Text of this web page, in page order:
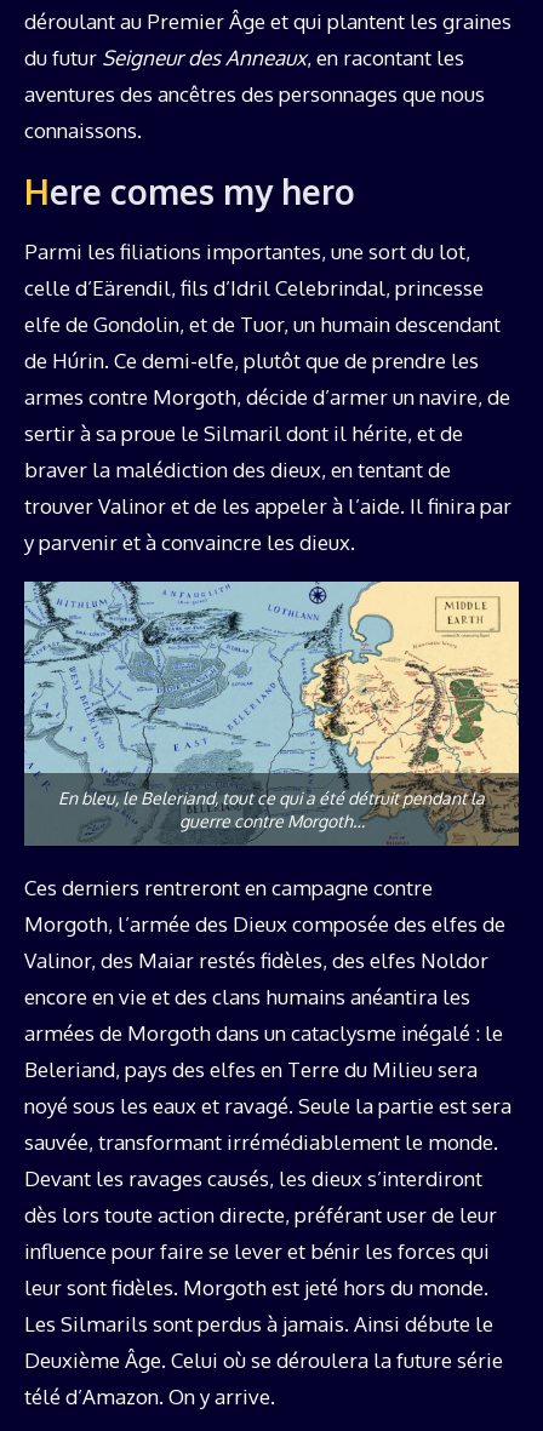
déroulant au Premier Âge et qui plantent les graines
du futur Seigneur des Anneaux, en racontant les
aventures des ancêtres des personnages que nous
connaissons.
Here comes my hero
Parmi les filiations importantes, une sort du lot,
celle d’Eärendil, fils d’Idril Celebrindal, princesse
elfe de Gondolin, et de Tuor, un humain descendant
de Húrin. Ce demi-elfe, plutôt que de prendre les
armes contre Morgoth, décide d’armer un navire, de
sertir à sa proue le Silmaril dont il hérite, et de
braver la malédiction des dieux, en tentant de
trouver Valinor et de les appeler à l’aide. Il finira par
y parvenir et à convaincre les dieux.
En bleu, le Beleriand, tout ce qui a été détruit pendant la
guerre contre Morgoth…
Ces derniers rentreront en campagne contre
Morgoth, l’armée des Dieux composée des elfes de
Valinor, des Maiar restés fidèles, des elfes Noldor
encore en vie et des clans humains anéantira les
armées de Morgoth dans un cataclysme inégalé : le
Beleriand, pays des elfes en Terre du Milieu sera
noyé sous les eaux et ravagé. Seule la partie est sera
sauvée, transformant irrémédiablement le monde.
Devant les ravages causés, les dieux s’interdiront
dès lors toute action directe, préférant user de leur
influence pour faire se lever et bénir les forces qui
leur sont fidèles. Morgoth est jeté hors du monde.
Les Silmarils sont perdus à jamais. Ainsi débute le
Deuxième Âge. Celui où se déroulera la future série
télé d’Amazon. On y arrive.